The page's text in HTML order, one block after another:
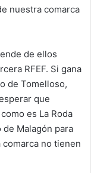
nuestra comarca
de ellos
RFEF. Si gana
de Tomelloso,
que
es La Roda
Malagón para
no tienen